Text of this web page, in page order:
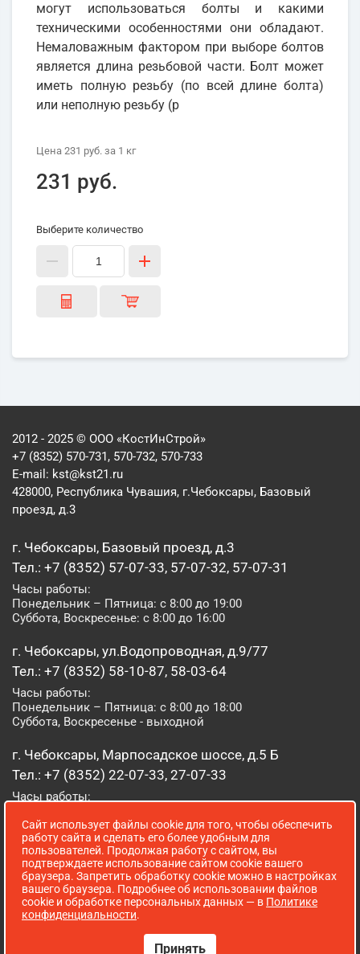
могут использоваться болты и какими
техническими особенностями они обладают.
Немаловажным фактором при выборе болтов
является длина резьбовой части. Болт может
иметь полную резьбу (по всей длине болта)
или неполную резьбу (р
Цена 231 руб. за 1 кг
231 руб.
Выберите количество
2012 - 2025 © ООО «КостИнСтрой»
+7 (8352) 570-731, 570-732, 570-733
E-mail: kst@kst21.ru
428000, Республика Чувашия, г.Чебоксары, Базовый
проезд, д.3
г. Чебоксары, Базовый проезд, д.3
Тел.: +7 (8352) 57-07-33, 57-07-32, 57-07-31
Часы работы:
Понедельник – Пятница: с 8:00 до 19:00
Суббота, Воскресенье: с 8:00 до 16:00
г. Чебоксары, ул.Водопроводная, д.9/77
Тел.: +7 (8352) 58-10-87, 58-03-64
Часы работы:
Понедельник – Пятница: с 8:00 до 18:00
Суббота, Воскресенье - выходной
г. Чебоксары, Марпосадское шоссе, д.5 Б
Тел.: +7 (8352) 22-07-33, 27-07-33
Часы работы:
Суббота, Воскресенье: с 8:00 до 16:00
г. Йошкар-Ола, ул. Луначарского, д. 52 А
Тел.: (8362) 41-07-31
Часы работы:
Понедельник – Пятница: с 8:00 до 18:00
Сайт использует файлы cookie для того, чтобы обеспечить
работу сайта и сделать его более удобным для
пользователей. Продолжая работу с сайтом, вы
подтверждаете использование сайтом cookie вашего
браузера. Запретить обработку cookie можно в настройках
вашего браузера. Подробнее об использовании файлов
cookie и обработке персональных данных — в Политике
конфиденциальности.
Принять